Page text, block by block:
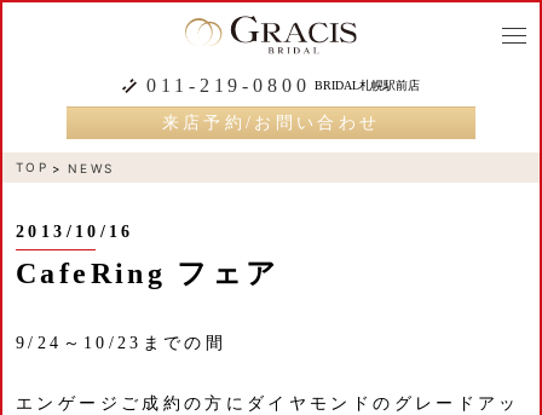
011-219-0800 BRIDAL札幌駅前店
来店予約/お問い合わせ
TOP NEWS
2013/10/16
CafeRing フェア
9/24～10/23までの間
エンゲージご成約の方にダイヤモンドのグレードアッ